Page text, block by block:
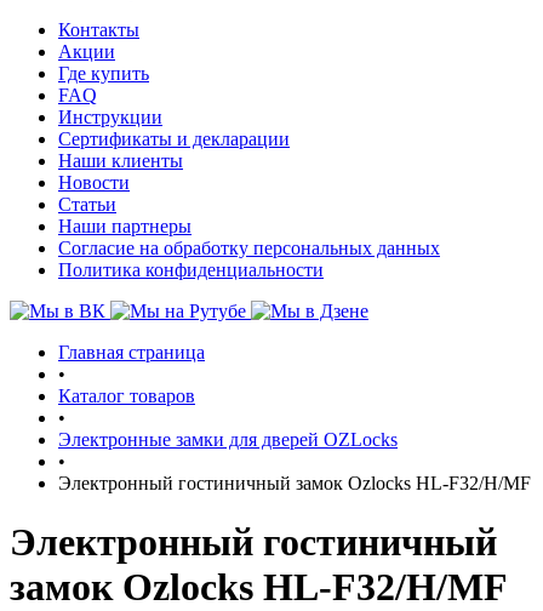
Контакты
Акции
Где купить
FAQ
Инструкции
Сертификаты и декларации
Наши клиенты
Новости
Статьи
Наши партнеры
Согласие на обработку персональных данных
Политика конфиденциальности
Главная страница
•
Каталог товаров
•
Электронные замки для дверей OZLocks
•
Электронный гостиничный замок Ozlocks HL-F32/H/MF
Электронный гостиничный
замок Ozlocks HL-F32/H/MF